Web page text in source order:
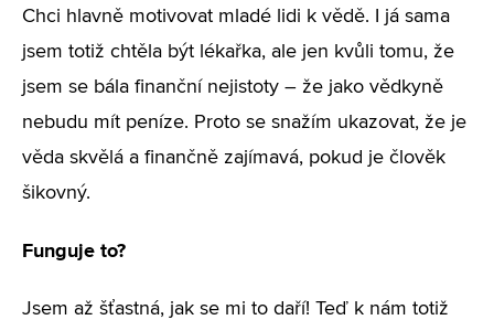
Chci hlavně motivovat mladé lidi k vědě. I já sama
jsem totiž chtěla být lékařka, ale jen kvůli tomu, že
jsem se bála finanční nejistoty – že jako vědkyně
nebudu mít peníze. Proto se snažím ukazovat, že je
věda skvělá a finančně zajímavá, pokud je člověk
šikovný.
Funguje to?
Jsem až šťastná, jak se mi to daří! Teď k nám totiž